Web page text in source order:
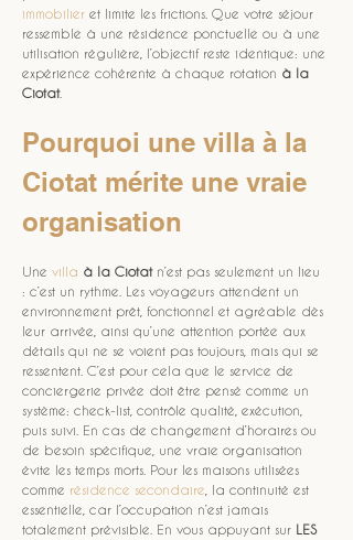
immobilier et limite les frictions. Que votre séjour
ressemble à une résidence ponctuelle ou à une
utilisation régulière, l’objectif reste identique: une
expérience cohérente à chaque rotation à la
Ciotat.
Pourquoi une villa à la
Ciotat mérite une vraie
organisation
Une villa à la Ciotat n’est pas seulement un lieu
: c’est un rythme. Les voyageurs attendent un
environnement prêt, fonctionnel et agréable dès
leur arrivée, ainsi qu’une attention portée aux
détails qui ne se voient pas toujours, mais qui se
ressentent. C’est pour cela que le service de
conciergerie privée doit être pensé comme un
système: check-list, contrôle qualité, exécution,
puis suivi. En cas de changement d’horaires ou
de besoin spécifique, une vraie organisation
évite les temps morts. Pour les maisons utilisées
comme résidence secondaire , la continuité est
essentielle, car l’occupation n’est jamais
totalement prévisible. En vous appuyant sur LES